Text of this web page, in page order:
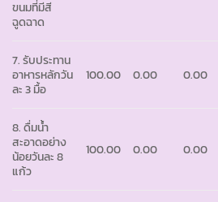
ขนมที่มีสี
ฉูดฉาด
7. รับประทาน
อาหารหลักวัน
ละ 3 มื้อ
100.00 0.00 0.00
8. ดื่มน้ำ
สะอาดอย่าง
น้อยวันละ 8
แก้ว
100.00 0.00 0.00